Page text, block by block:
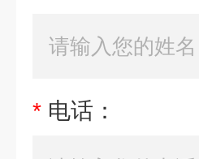
* 电话：